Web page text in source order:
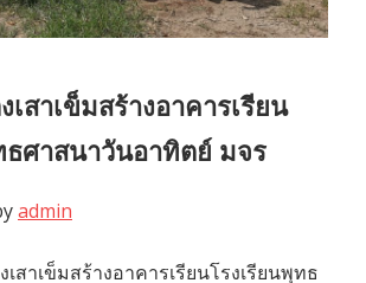
สาเข็มสร้างอาคารเรียน
ธศาสนาวันอาทิตย์ มจร
admin
สาเข็มสร้างอาคารเรียนโรงเรียนพุทธ